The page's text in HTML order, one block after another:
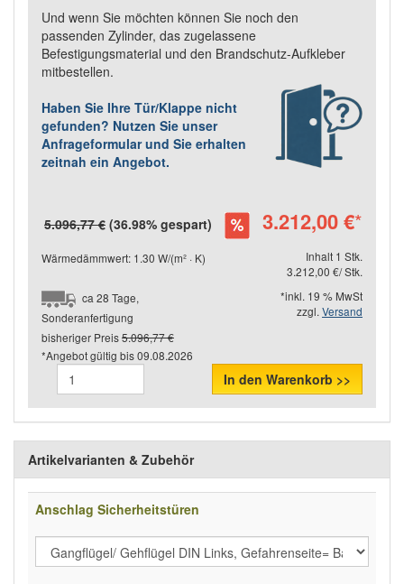
Und wenn Sie möchten können Sie noch den
passenden Zylinder, das zugelassene
Befestigungsmaterial und den Brandschutz-Aufkleber
mitbestellen.
Haben Sie Ihre Tür/Klappe nicht
gefunden? Nutzen Sie unser
Anfrageformular und Sie erhalten
zeitnah ein Angebot.
5.096,77 € (36.98% gespart) 3.212,00 €*
Wärmedämmwert: 1.30 W/(m² · K)
Inhalt 1 Stk.
3.212,00 €/ Stk.
ca 28 Tage,
Sonderanfertigung
*inkl. 19 % MwSt
zzgl. Versand
bisheriger Preis5.096,77 €
*Angebot gültig bis09.08.2026
In den Warenkorb >>
Artikelvarianten & Zubehör
Anschlag Sicherheitstüren